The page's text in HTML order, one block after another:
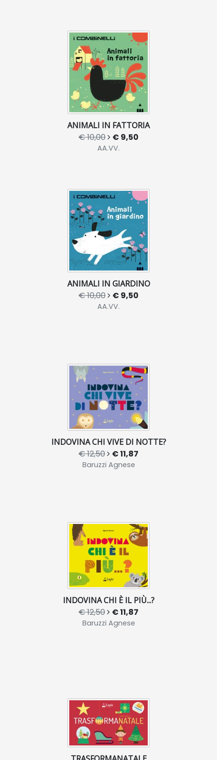
ANIMALI IN FATTORIA
€ 10,00 € 9,50
AA.VV.
ANIMALI IN GIARDINO
€ 10,00 € 9,50
AA.VV.
INDOVINA CHI VIVE DI NOTTE?
€ 12,50 € 11,87
Baruzzi Agnese
INDOVINA CHI È IL PIÙ...?
€ 12,50 € 11,87
Baruzzi Agnese